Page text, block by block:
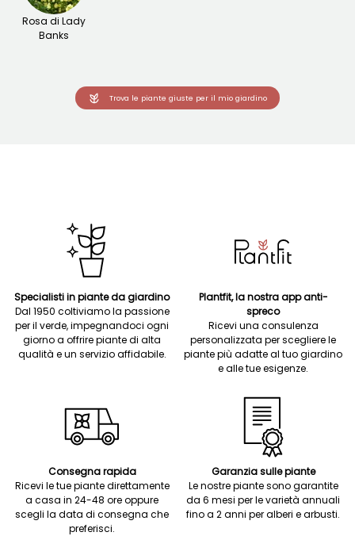
Rosa di Lady
Banks
Trova le piante giuste per il mio giardino
Specialisti in piante da giardino
Dal 1950 coltiviamo la passione
per il verde, impegnandoci ogni
giorno a offrire piante di alta
qualità e un servizio affidabile.
Plantfit, la nostra app anti-
spreco
Ricevi una consulenza
personalizzata per scegliere le
piante più adatte al tuo giardino
e alle tue esigenze.
Consegna rapida
Ricevi le tue piante direttamente
a casa in 24-48 ore oppure
scegli la data di consegna che
preferisci.
Garanzia sulle piante
Le nostre piante sono garantite
da 6 mesi per le varietà annuali
fino a 2 anni per alberi e arbusti.